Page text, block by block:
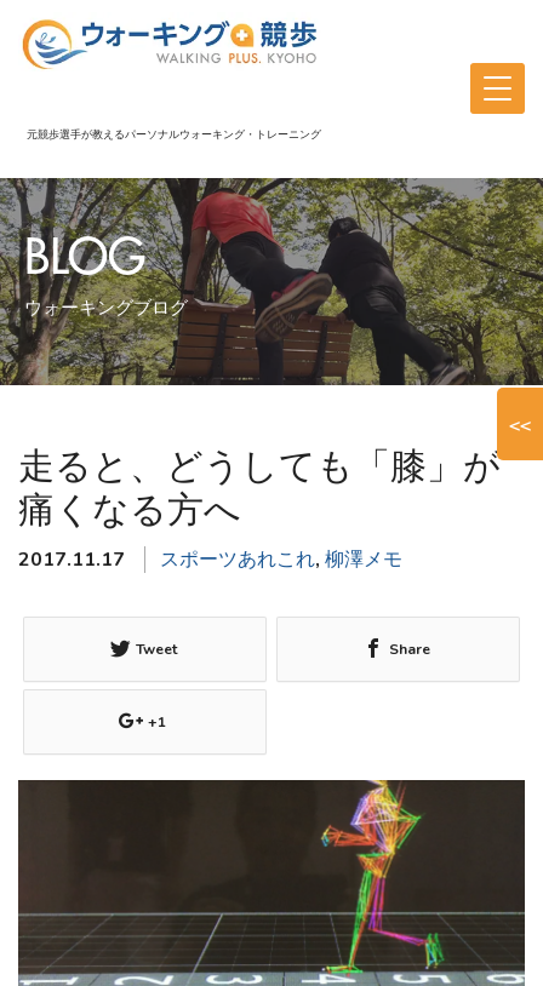
元競歩選手が教えるパーソナルウォーキング・トレーニング
BLOG
ウォーキングブログ
走ると、どうしても「膝」が
痛くなる方へ
2017.11.17 スポーツあれこれ, 柳澤メモ
Tweet Share
+1
<<